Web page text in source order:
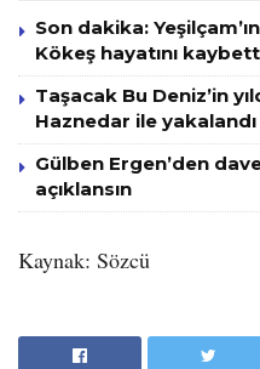
Son dakika:
Kökeş hayatını
Taşacak Bu Deniz’in
Haznedar ile yakalandı
Gülben Ergen’den
açıklansın
Kaynak: Sözcü